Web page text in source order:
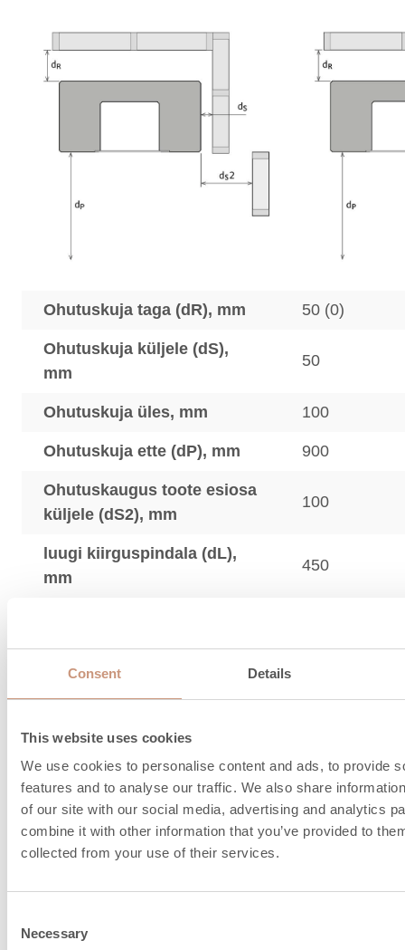
Consent Details
This website uses cookies
We use cookies to personalise content and ads, to provide
features and to analyse our traffic. We also share
of our site with our social media, advertising and analytics
combine it with other information that you’ve provided to
collected from your use of their services.
Selection
Necessary
Ohutuskuja taga (dR), mm 50 (0)
Ohutuskuja küljele (dS),
mm
50
Ohutuskuja üles, mm 100
Ohutuskuja ette (dP), mm 900
Ohutuskaugus toote esiosa
küljele (dS2), mm
100
luugi kiirguspindala (dL),
mm
450
Lõõriliitmike ja
põlemisõhu